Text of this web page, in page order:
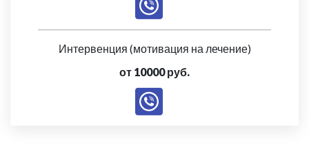
Интервенция (мотивация на лечение)
от 10000 руб.